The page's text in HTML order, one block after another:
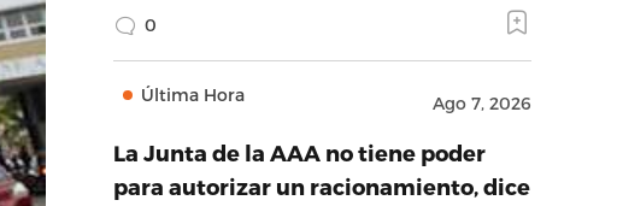
0
Última Hora Ago 7, 2026
La Junta de la AAA no tiene poder
para autorizar un racionamiento, dice